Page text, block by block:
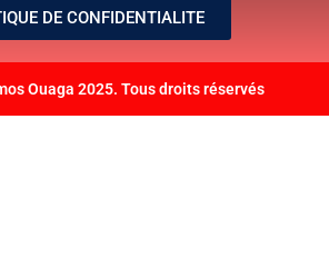
DE CONFIDENTIALITE
Ouaga 2025. Tous droits réservés